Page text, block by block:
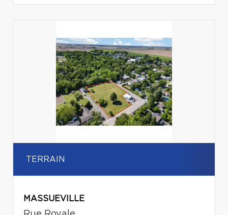
TERRAIN
MASSUEVILLE